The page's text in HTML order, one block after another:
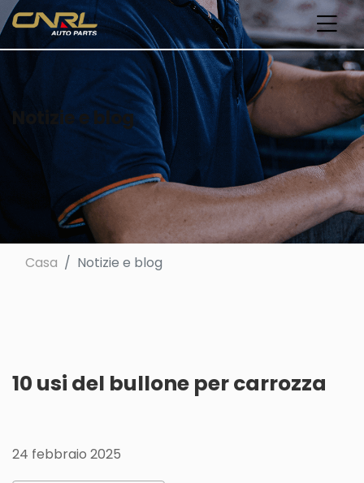
Notizie e blog
Casa Notizie e blog
10 usi del bullone per carrozza
24 febbraio 2025